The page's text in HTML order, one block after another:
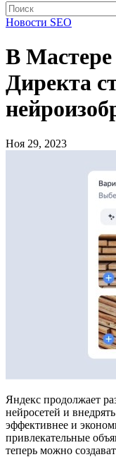
Новости SEO
В
Директа
Ноя 29, 2023
Яндекс продолжает
нейросетей и
эффективнее и
привлекательные
теперь можно